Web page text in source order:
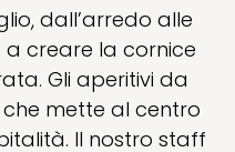
dall’arredo alle
a creare la cornice
Gli aperitivi da
mette al centro
Il nostro staff